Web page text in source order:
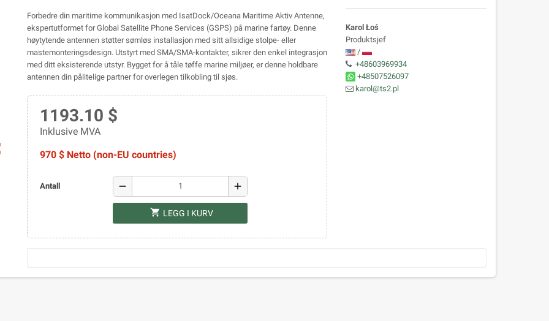
Forbedre din maritime kommunikasjon med IsatDock/Oceana Maritime Aktiv Antenne,
ekspertutformet for Global Satellite Phone Services (GSPS) på marine fartøy. Denne
høytytende antennen støtter sømløs installasjon med sitt allsidige stolpe- eller
mastemonteringsdesign. Utstyrt med SMA/SMA-kontakter, sikrer den enkel integrasjon
med ditt eksisterende utstyr. Bygget for å tåle tøffe marine miljøer, er denne holdbare
antennen din pålitelige partner for overlegen tilkobling til sjøs.
1193.10 $
Inklusive MVA
970 $ Netto (non-EU countries)
Antall remove add
shopping_cart LEGG I KURV
Karol Łoś
Produktsjef
/
+48603969934
+48507526097
karol@ts2.pl